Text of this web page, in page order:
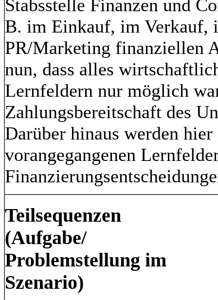
Stabsstelle Finanzen und
B. im Einkauf, im Verkauf,
PR/Marketing finanziellen
nun, dass alles
Lernfeldern nur möglich
Zahlungsbereitschaft des
Darüber hinaus werden
vorangegangenen
Teilsequenzen
(Aufgabe/
Problemstellung im
Szenario)